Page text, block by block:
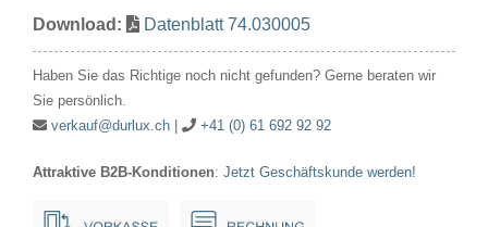
5W
Ba15d
Menge
Download: Datenblatt 74.030005
Haben Sie das Richtige noch nicht gefunden? Gerne beraten wir
Sie persönlich.
verkauf@durlux.ch| +41 (0) 61 692 92 92
Attraktive B2B-Konditionen: Jetzt Geschäftskunde werden!